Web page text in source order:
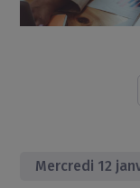
Mercredi 12